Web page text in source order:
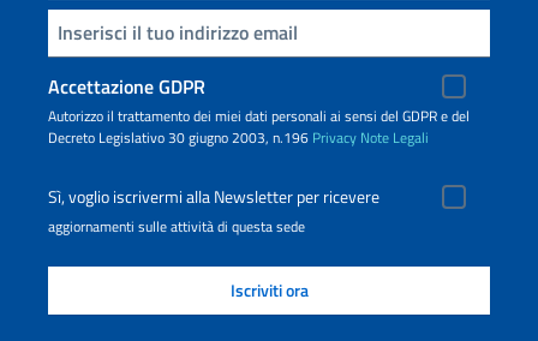
Inserisci la tua email
Accettazione GDPR
Autorizzo il trattamento dei miei dati personali ai sensi del GDPR e del
Decreto Legislativo 30 giugno 2003, n.196 Privacy Note Legali
Sì, voglio iscrivermi alla Newsletter per ricevere
aggiornamenti sulle attività di questa sede